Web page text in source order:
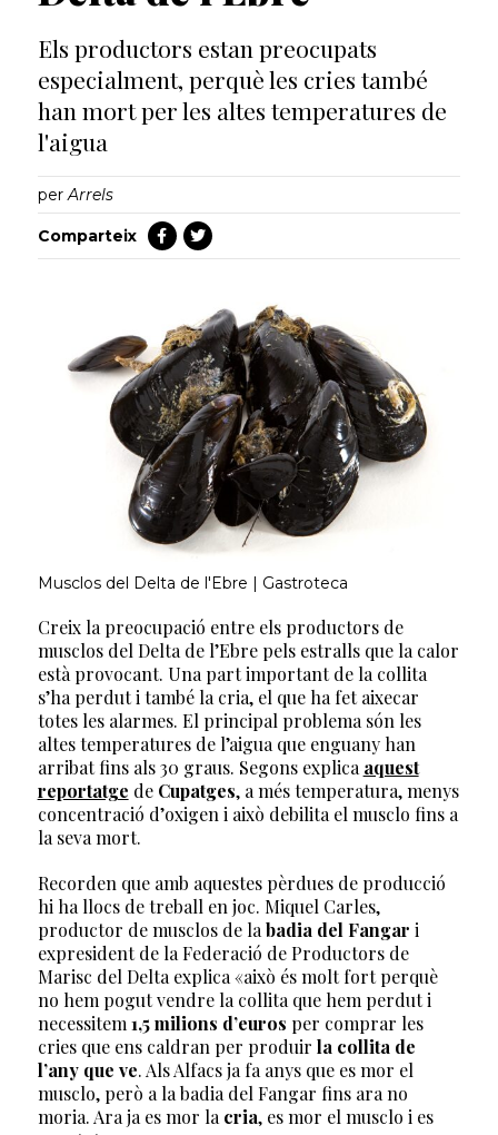
Els productors estan preocupats
especialment, perquè les cries també
han mort per les altes temperatures de
l'aigua
perArrels
Comparteix
Musclos del Delta de l'Ebre | Gastroteca
Creix la preocupació entre els productors de
musclos del Delta de l’Ebre pels estralls que la calor
està provocant. Una part important de la collita
s’ha perdut i també la cria, el que ha fet aixecar
totes les alarmes. El principal problema són les
altes temperatures de l’aigua que enguany han
arribat fins als 30 graus. Segons explica aquest
reportatge de Cupatges, a més temperatura, menys
concentració d’oxigen i això debilita el musclo fins a
la seva mort.
Recorden que amb aquestes pèrdues de producció
hi ha llocs de treball en joc. Miquel Carles,
productor de musclos de la badia del Fangar i
expresident de la Federació de Productors de
Marisc del Delta explica «això és molt fort perquè
no hem pogut vendre la collita que hem perdut i
necessitem 1,5 milions d’euros per comprar les
cries que ens caldran per produir la collita de
l’any que ve. Als Alfacs ja fa anys que es mor el
musclo, però a la badia del Fangar fins ara no
moria. Ara ja es mor la cria, es mor el musclo i es